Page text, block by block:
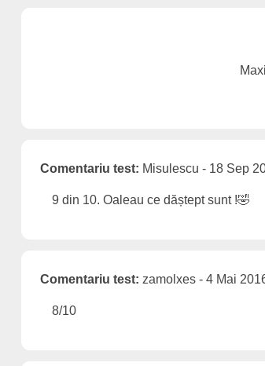
Comentariu test: Misulescu - 18 Sep
9 din 10. Oaleau ce dăștept sunt !🤣
Comentariu test: zamolxes - 4 Mai
8/10